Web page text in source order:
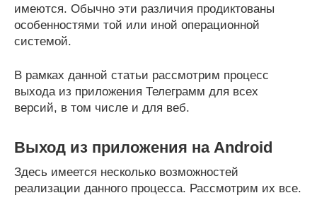
имеются. Обычно эти различия продиктованы
особенностями той или иной операционной
системой.
В рамках данной статьи рассмотрим процесс
выхода из приложения Телеграмм для всех
версий, в том числе и для веб.
Выход из приложения на Android
Здесь имеется несколько возможностей
реализации данного процесса. Рассмотрим их все.